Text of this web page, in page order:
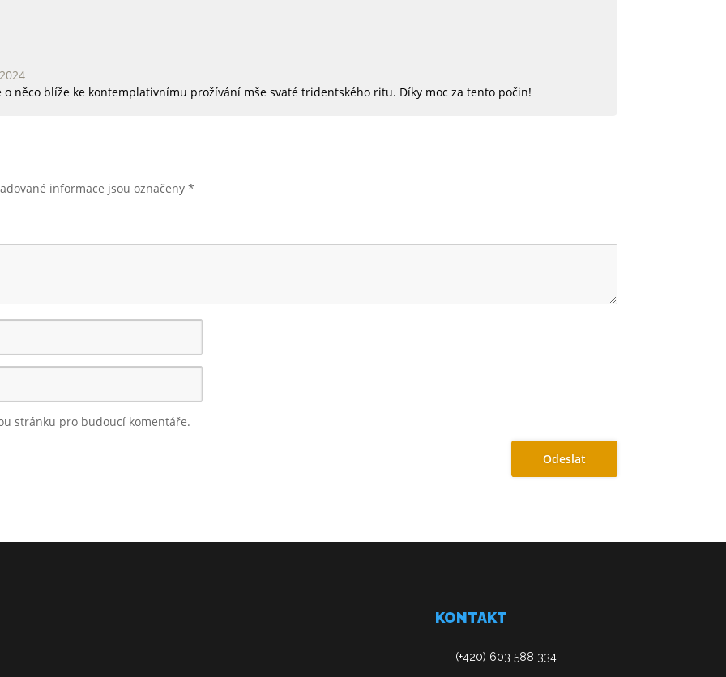
o něco blíže ke kontemplativnímu prožívání mše svaté tridentského ritu. Díky moc za tento počin!
informace jsou označeny*
stránku pro budoucí komentáře.
Odeslat
KONTAKT
(+420) 603 588 334